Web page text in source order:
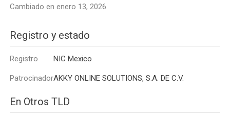
Cambiado en enero 13, 2026
Registro y estado
Registro NIC Mexico
PatrocinadorAKKY ONLINE SOLUTIONS, S.A. DE C.V.
En Otros TLD